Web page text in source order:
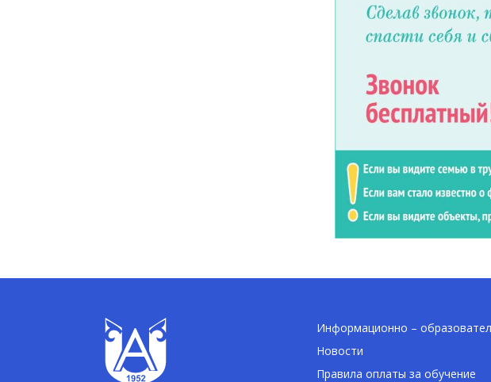
Информационно –
Новости
Правила оплаты за обучение